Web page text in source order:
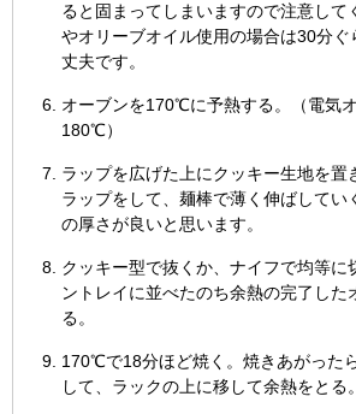
ると固まってしまいますので注意して
やオリーブオイル使用の場合は30分ぐ
丈夫です。
オーブンを170℃に予熱する。（電気
180℃）
ラップを広げた上にクッキー生地を置
ラップをして、麺棒で薄く伸ばしてい
の厚さが良いと思います。
クッキー型で抜くか、ナイフで均等に
ントレイに並べたのち余熱の完了した
る。
170℃で18分ほど焼く。焼きあがった
して、ラックの上に移して余熱をとる。